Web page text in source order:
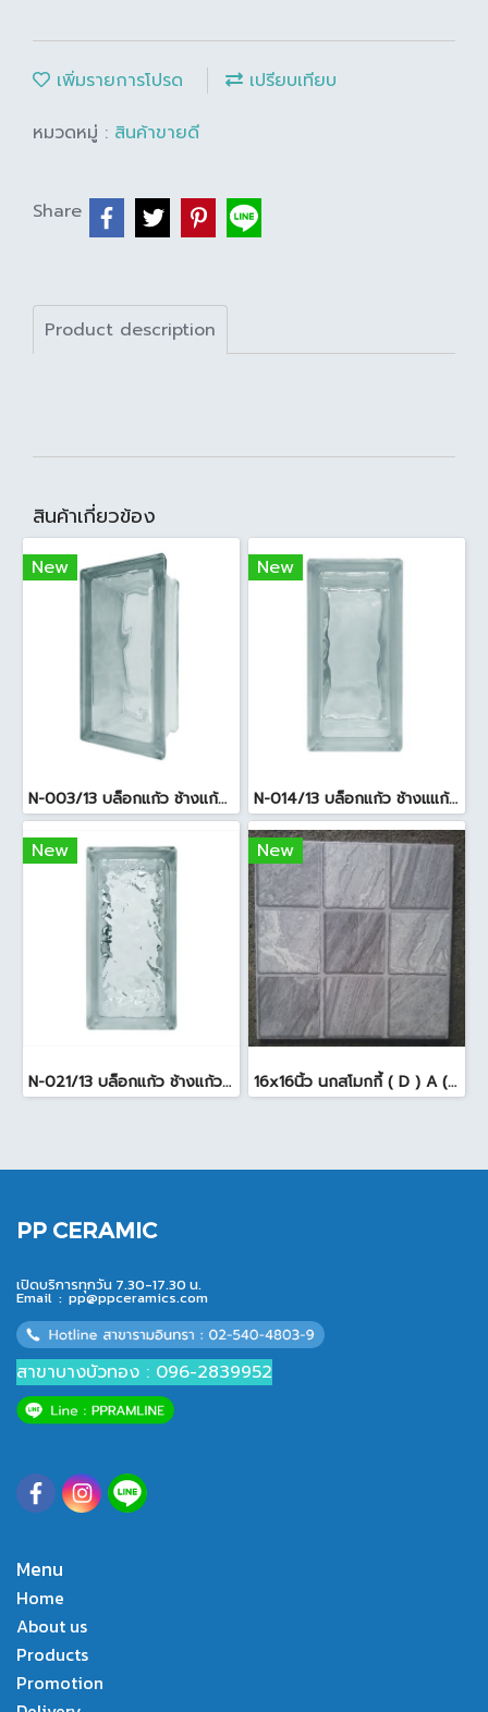
เพิ่มรายการโปรด
เปรียบเทียบ
หมวดหมู่ : สินค้าขายดี
Share
Product description
สินค้าเกี่ยวข้อง
New
N-003/13 บล็อกแก้ว ช้างแก้ว WOW พริ้วแก้ว ( 24x11.5x8cm )
New
N-014/13 บล็อกแก้ว ช้างแแก้ว WOW หยาดเพชร ( 24x11.5x8 cm.)
New
N-021/13 บล็อกแก้ว ช้างแก้ว WOW แก้วประดับฟ้า ( 24X11.5X8cm )
New
16x16นิ้ว นกสโมกกี้ ( D ) A (Pack6)
PP CERAMIC
เปิดบริการทุกวัน 7.30-17.30 น.
Email : pp@ppceramics.com
สาขาบางบัวทอง : 096-2839952
Menu
Home
About us
Products
Promotion